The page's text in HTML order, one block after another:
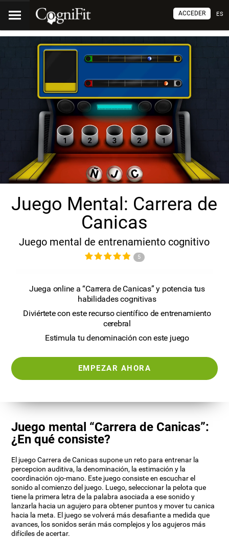
ES
ACCEDER
Juego Mental: Carrera de
Canicas
Juego mental de entrenamiento cognitivo
5
Juega online a “Carrera de Canicas” y potencia tus
habilidades cognitivas
Diviértete con este recurso científico de entrenamiento
cerebral
Estimula tu denominación con este juego
EMPEZAR AHORA
Juego mental “Carrera de Canicas”:
¿En qué consiste?
El juego Carrera de Canicas supone un reto para entrenar la
percepcion auditiva, la denominación, la estimación y la
coordinación ojo-mano. Este juego consiste en escuchar el
sonido al comienzo del juego. Luego, seleccionar la pelota que
tiene la primera letra de la palabra asociada a ese sonido y
lanzarla hacia un agujero para obtener puntos y mover tu canica
hacia la meta. El juego se volverá más desafiante a medida que
avances, los sonidos serán más complejos y los agujeros más
difíciles de acertar.